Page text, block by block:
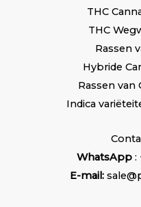
THC
THC
Rassen
Hybride
Rassen van
Indica
WhatsApp :
E-mail: